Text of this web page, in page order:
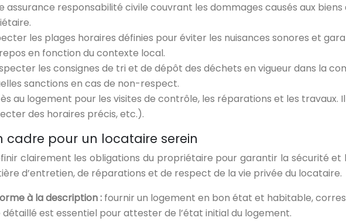
assurance responsabilité civile couvrant les dommages causés aux
les plages horaires définies pour éviter les nuisances sonores et
en fonction du contexte local.
les consignes de tri et de dépôt des déchets en vigueur dans la
sanctions en cas de non-respect.
au logement pour les visites de contrôle, les réparations et les travaux.
des horaires précis, etc.).
cadre pour un locataire serein
clairement les obligations du propriétaire pour garantir la sécurité
d’entretien, de réparations et de respect de la vie privée du locataire.
à la description : fournir un logement en bon état et habitable,
est essentiel pour attester de l’état initial du logement.